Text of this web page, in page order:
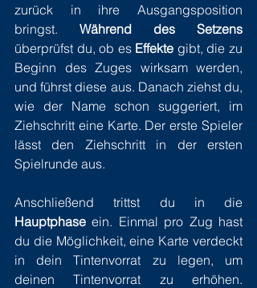
zurück in ihre Ausgangsposition
bringst. Während des Setzens
überprüfst du, ob es Effekte gibt, die zu
Beginn des Zuges wirksam werden,
und führst diese aus. Danach ziehst du,
wie der Name schon suggeriert, im
Ziehschritt eine Karte. Der erste Spieler
lässt den Ziehschritt in der ersten
Spielrunde aus.
Hauptphase ein. Einmal pro Zug hast
du die Möglichkeit, eine Karte verdeckt
in dein Tintenvorrat zu legen, um
deinen Tintenvorrat zu erhöhen.